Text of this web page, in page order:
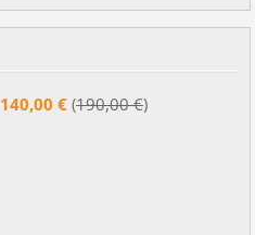
140,00 €(190,00 €)